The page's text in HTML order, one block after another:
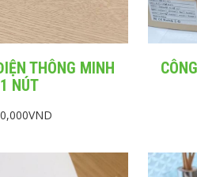
THÔNG MINH
1 NÚT
VND